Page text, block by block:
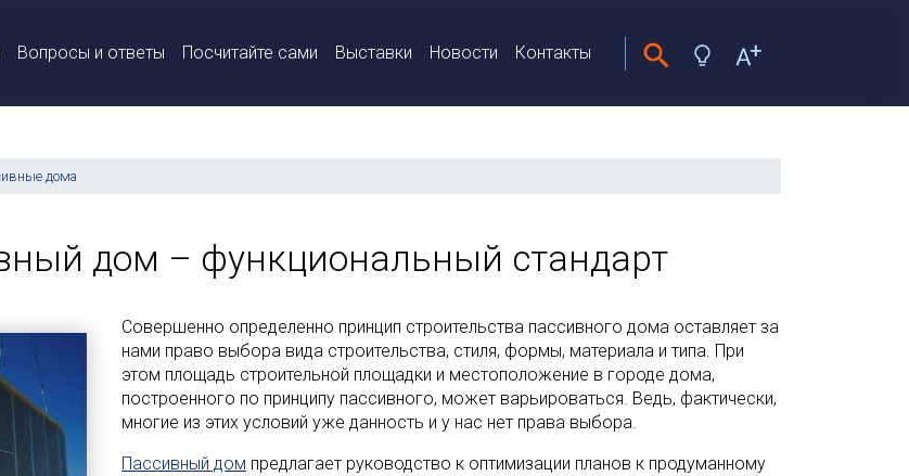
Вопросы и ответы Посчитайте сами Выставки Новости Контакты
дома
дом – функциональный стандарт
Совершенно определенно принцип строительства пассивного дома оставляет за
нами право выбора вида строительства, стиля, формы, материала и типа. При
этом площадь строительной площадки и местоположение в городе дома,
построенного по принципу пассивного, может варьироваться. Ведь, фактически,
многие из этих условий уже данность и у нас нет права выбора.
Пассивный дом предлагает руководство к оптимизации планов к продуманному